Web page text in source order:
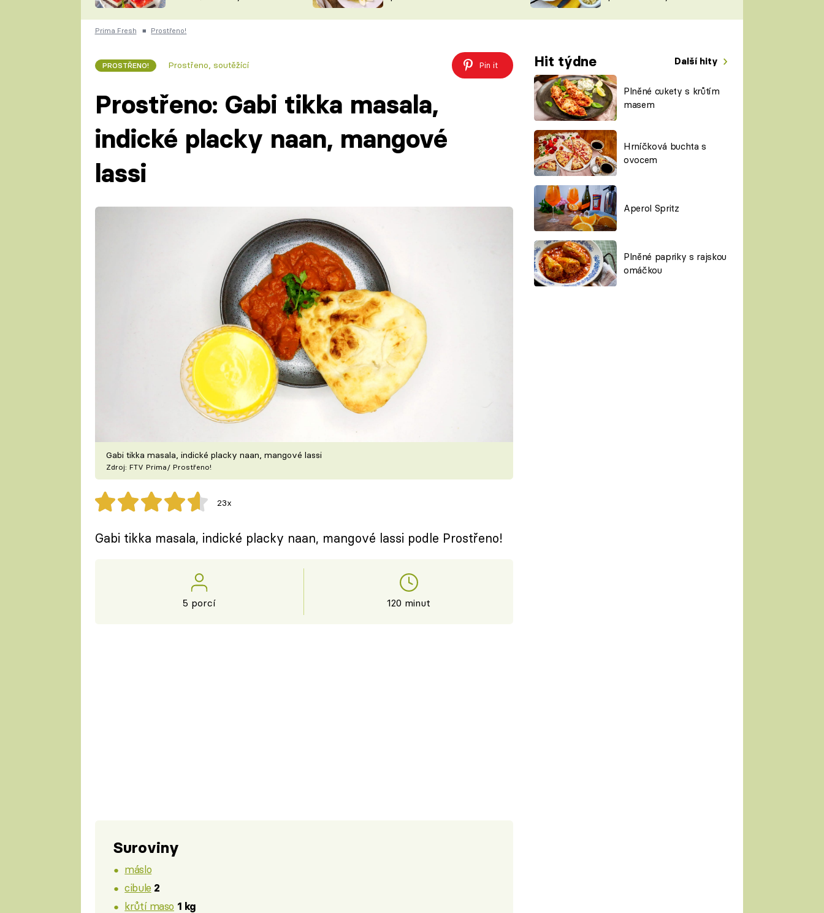
ČESKO NA TALÍŘI
KUCHAŘKA
VYCHYTÁVKY
ŠÉFREDAKTORKY
ČASOPIS
Prima Fresh ■ Prostřeno!
PROSTŘENO! Prostřeno, soutěžící Pin it Hit týdne Další hity
Plněné cukety s krůtím
masem
Hrníčková buchta s
ovocem
Aperol Spritz
Plněné papriky s rajskou
omáčkou
Prostřeno: Gabi tikka masala,
indické placky naan, mangové
lassi
Gabi tikka masala, indické placky naan, mangové lassi
Zdroj: FTV Prima/ Prostřeno!
23x
Gabi tikka masala, indické placky naan, mangové lassi podle Prostřeno!
5 porcí 120 minut
Suroviny
máslo
cibule 2
krůtí maso 1 kg